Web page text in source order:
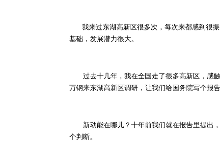
我来过东湖高新区很多次，每次来都感到很振
基础，发展潜力很大。
过去十几年，我在全国走了很多高新区，感触
万钢来东湖高新区调研，让我们给国务院写个报
新动能在哪儿？十年前我们就在报告里提出，
个判断。